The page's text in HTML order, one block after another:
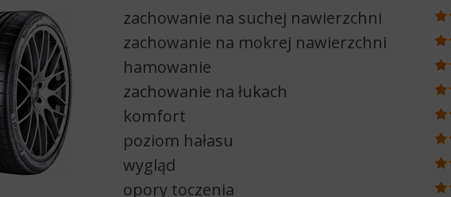
zachowanie na suchej nawierzchni
zachowanie na mokrej nawierzchni
hamowanie
zachowanie na łukach
komfort
poziom hałasu
wygląd
opory toczenia